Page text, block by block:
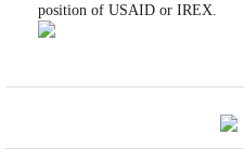
position of USAID or IREX.